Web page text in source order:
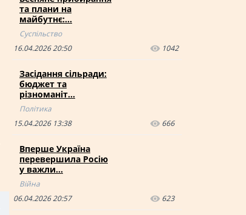
та плани на
майбутнє:…
Суспільство
16.04.2026 20:50
1042
Засідання сільради:
бюджет та
різноманіт…
Політика
15.04.2026 13:38
666
Вперше Україна
перевершила Росію
у важли…
Війна
06.04.2026 20:57
623